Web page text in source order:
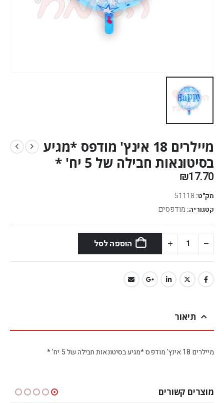
מיילרים 18 אינץ' מודפס *מגיע
בסיטונאות חבילה של 5 יח' *
₪17.70
מק"ט: 51118
קטגוריה: מודפסים
הוספה לסל
תיאור
מיילרים 18 אינץ' מודפס *מגיע בסיטונאות חבילה של 5 יח' *
מוצרים קשורים